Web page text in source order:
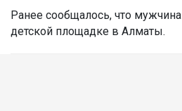
Ранее сообщалось, что мужчина
детской площадке в Алматы.